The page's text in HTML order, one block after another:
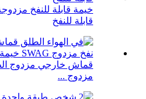
قابلة للنفخ
قماش خارجي مزدوج
مزدوج ...